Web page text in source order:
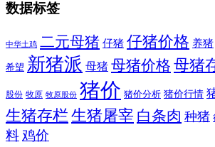
数据标签
中华土鸡 二元母猪 仔猪 仔猪价格 养猪
希望 新猪派 母猪 母猪价格 母猪
股份 牧原 牧原股份 猪价 猪价分析 猪价行情
生猪存栏 生猪屠宰 白条肉 种猪
料 鸡价